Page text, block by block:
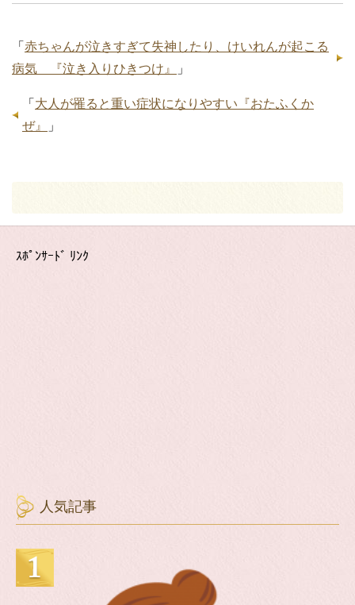
「 赤ちゃんが泣きすぎて失神したり、けいれんが起こる
病気 『泣き入りひきつけ』
」
「 大人が罹ると重い症状になりやすい『おたふくか
ぜ』
」
ｽﾎﾟﾝｻｰﾄﾞ ﾘﾝｸ
人気記事